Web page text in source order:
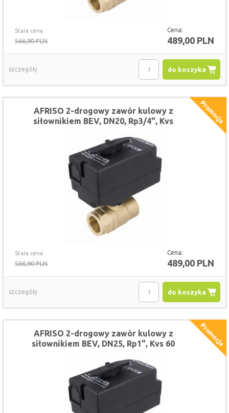
Stara cena
566,90 PLN
Cena:
489,00 PLN
do koszyka
szczegóły
Stara cena
566,90 PLN
Cena:
489,00 PLN
AFRISO 2-drogowy zawór kulowy z
siłownikiem BEV, DN20, Rp3/4", Kvs
do koszyka
szczegóły
AFRISO 2-drogowy zawór kulowy z
siłownikiem BEV, DN25, Rp1", Kvs 60